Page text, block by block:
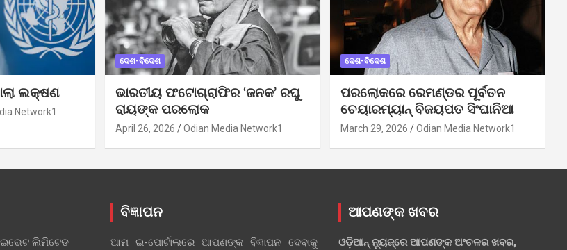
ଲକ୍ଷଣ
Network1
ଦେଶ-ବିଦେଶ
ଭାରତୀୟ ଫଟୋଗ୍ରାଫିର ‘ଜନକ’ ରଘୁ
ରାୟଙ୍କ ପରଲୋକ
April 26, 2026 Odian Media Network1
ଦେଶ-ବିଦେଶ
ପରଲୋକରେ ରେମଣ୍ଡର ପୂର୍ବତନ
ଚେୟାରମ୍ୟାନ୍ ବିଜୟପତ ସିଂଘାନିଆ
March 29, 2026 Odian Media Network1
ଲିମିଟେଡ
ବିଜ୍ଞାପନ
ଆମ ଇ-ପୋର୍ଟାଲରେ ଆପଣଙ୍କ ବିଜ୍ଞାପନ ଦେବାକୁ
ଆପଣଙ୍କ ଖବର
ଓଡ଼ିଆନ୍ ନ୍ୟୁଜ୍‌ରେ ଆପଣଙ୍କ ଅଂଚଳର ଖବର,